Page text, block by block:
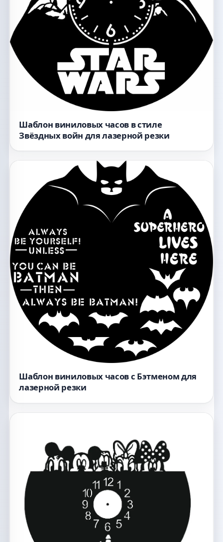
Шаблон виниловых часов в стиле
Звёздных войн для лазерной резки
Шаблон виниловых часов с Бэтменом для
лазерной резки